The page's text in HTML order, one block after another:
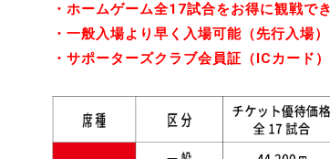
・ホームゲーム全17試合をお得に観戦で
・一般入場より早く入場可能（先行入場）
・サポーターズクラブ会員証（ICカード